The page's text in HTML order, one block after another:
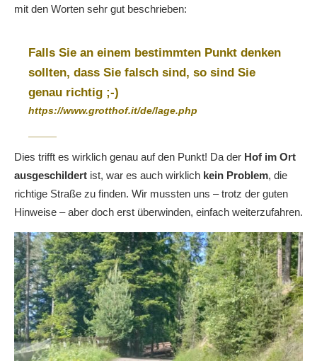
mit den Worten sehr gut beschrieben:
Falls Sie an einem bestimmten Punkt denken
sollten, dass Sie falsch sind, so sind Sie
genau richtig ;-)
https://www.grotthof.it/de/lage.php
Dies trifft es wirklich genau auf den Punkt! Da der Hof im Ort
ausgeschildert ist, war es auch wirklich kein Problem, die
richtige Straße zu finden. Wir mussten uns – trotz der guten
Hinweise – aber doch erst überwinden, einfach weiterzufahren.